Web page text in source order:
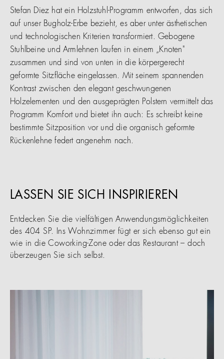
Stefan Diez hat ein Holzstuhl-Programm entworfen, das sich
auf unser Bugholz-Erbe bezieht, es aber unter ästhetischen
und technologischen Kriterien transformiert. Gebogene
Stuhlbeine und Armlehnen laufen in einem „Knoten"
zusammen und sind von unten in die körpergerecht
geformte Sitzfläche eingelassen. Mit seinem spannenden
Kontrast zwischen den elegant geschwungenen
Holzelementen und den ausgeprägten Polstern vermittelt das
Programm Komfort und bietet ihn auch: Es schreibt keine
bestimmte Sitzposition vor und die organisch geformte
Rückenlehne federt angenehm nach.
LASSEN SIE SICH INSPIRIEREN
Entdecken Sie die vielfältigen Anwendungsmöglichkeiten
des 404 SP. Ins Wohnzimmer fügt er sich ebenso gut ein
wie in die Coworking-Zone oder das Restaurant – doch
überzeugen Sie sich selbst.